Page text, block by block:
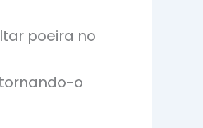
poeira no
o